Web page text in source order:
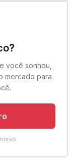
você sonhou,
mercado para